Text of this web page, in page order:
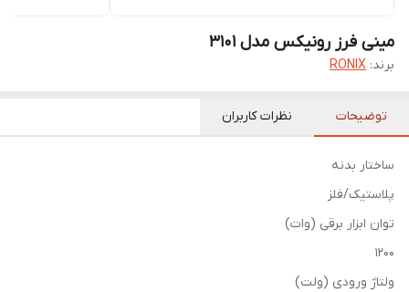
مینی فرز رونیکس مدل 3101
برند: RONIX
توضیحات نظرات کاربران
ساختار بدنه
پلاستیک/فلز
توان ابزار برقی (وات)
1200
ولتاژ ورودی (ولت)